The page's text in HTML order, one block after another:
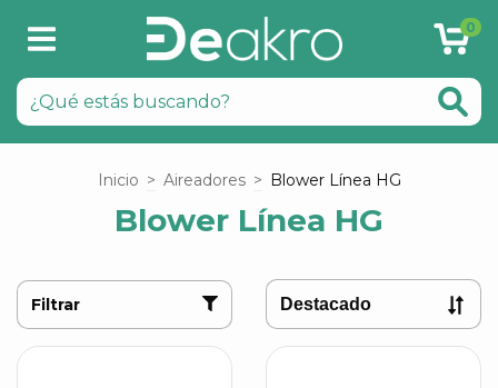
0
Inicio > Aireadores > Blower Línea HG
Blower Línea HG
Filtrar